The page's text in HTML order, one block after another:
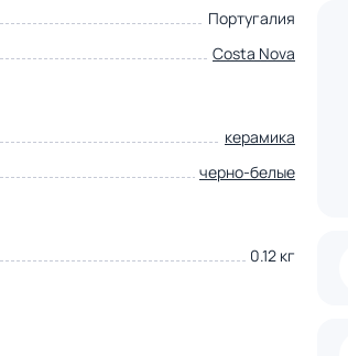
Португалия
Costa Nova
керамика
черно-белые
0.12 кг